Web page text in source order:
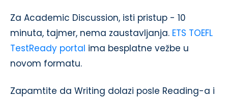
Za Academic Discussion, isti pristup - 10
minuta, tajmer, nema zaustavljanja. ETS TOEFL
TestReady portal ima besplatne vežbe u
novom formatu.
Zapamtite da Writing dolazi posle Reading-a i